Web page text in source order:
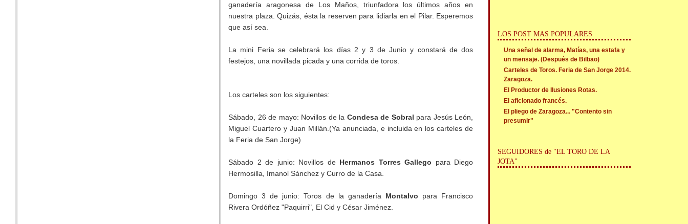
ganadería aragonesa de Los Maños, triunfadora los últimos años en
nuestra plaza. Quizás, ésta la reserven para lidiarla en el Pilar. Esperemos
que así sea.
La mini Feria se celebrará los días 2 y 3 de Junio y constará de dos
festejos, una novillada picada y una corrida de toros.
Los carteles son los siguientes:
Sábado, 26 de mayo: Novillos de la Condesa de Sobral para Jesús León,
Miguel Cuartero y Juan Millán.(Ya anunciada, e incluida en los carteles de
la Feria de San Jorge)
Sábado 2 de junio: Novillos de Hermanos Torres Gallego para Diego
Hermosilla, Imanol Sánchez y Curro de la Casa.
Domingo 3 de junio: Toros de la ganadería Montalvo para Francisco
Rivera Ordóñez "Paquirri", El Cid y César Jiménez.
LOS POST MAS POPULARES
Una señal de alarma, Matías, una estafa y
un mensaje. (Después de Bilbao)
Carteles de Toros. Feria de San Jorge 2014.
Zaragoza.
El Productor de Ilusiones Rotas.
El aficionado francés.
El pliego de Zaragoza... "Contento sin
presumir"
SEGUIDORES de "EL TORO DE LA
JOTA"